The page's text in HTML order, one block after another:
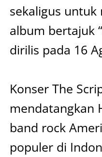
sekaligus
album bertajuk
dirilis pada 16
Konser The
mendatangkan
band rock
populer di